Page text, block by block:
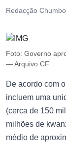
Redacção
Foto: Governo
— Arquivo CF
De acordo com
incluem uma
(cerca de 150
milhões de
médio de